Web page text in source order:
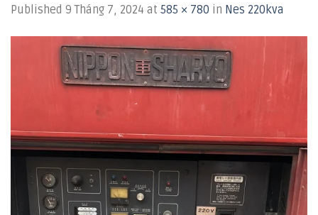
Published 9 Tháng 7, 2024 at 585 × 780 in Nes 220kva